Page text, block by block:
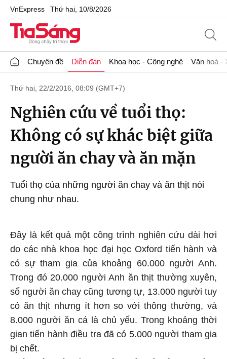
VnExpress Thứ hai, 10/8/2026
Chuyên đề Diễn đàn Khoa học - Công nghệ Văn hoá -
Thứ hai, 22/2/2016, 08:09 (GMT+7)
Nghiên cứu về tuổi thọ:
Không có sự khác biệt giữa
người ăn chay và ăn mặn
Tuổi thọ của những người ăn chay và ăn thịt nói
chung như nhau.
Đây là kết quả một công trình nghiên cứu dài hơi
do các nhà khoa học đại học Oxford tiến hành và
có sự tham gia của khoảng 60.000 người Anh.
Trong đó 20.000 người Anh ăn thịt thường xuyên,
số người ăn chay cũng tương tự, 13.000 người tuy
có ăn thịt nhưng ít hơn so với thông thường, và
8.000 người ăn cá là chủ yếu. Trong khoảng thời
gian tiến hành điều tra đã có 5.000 người tham gia
bị chết.